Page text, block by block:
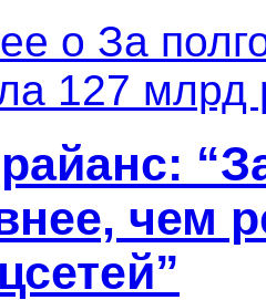
о За
127 млрд
чем